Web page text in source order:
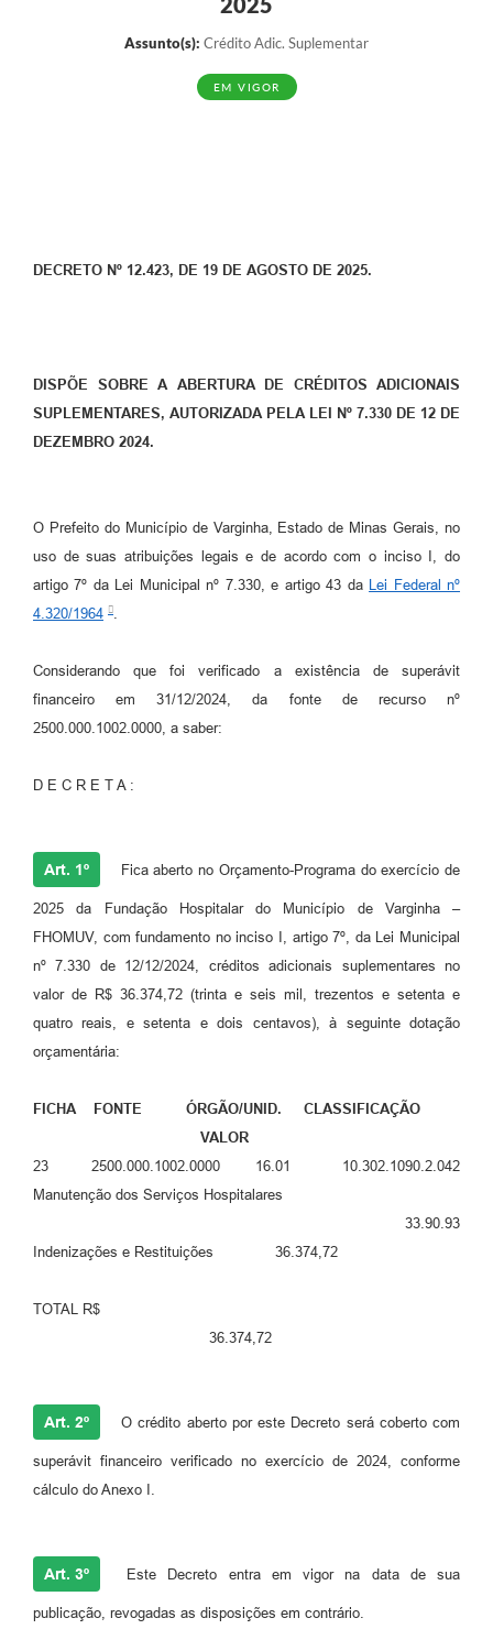
Assunto(s): Crédito Adic. Suplementar
EM VIGOR
DECRETO Nº 12.423, DE 19 DE AGOSTO DE 2025.
DISPÕE SOBRE A ABERTURA DE CRÉDITOS ADICIONAIS
SUPLEMENTARES, AUTORIZADA PELA LEI Nº 7.330 DE 12 DE
DEZEMBRO 2024.
O Prefeito do Município de Varginha, Estado de Minas Gerais, no
uso de suas atribuições legais e de acordo com o inciso I, do
artigo 7º da Lei Municipal nº 7.330, e artigo 43 da
Lei Federal nº
4.320/1964
.
Considerando que foi verificado a existência de superávit
financeiro em 31/12/2024, da fonte de recurso nº
2500.000.1002.0000, a saber:
D E C R E T A :
Art. 1º Fica aberto no Orçamento-Programa do exercício de
2025 da Fundação Hospitalar do Município de Varginha –
FHOMUV, com fundamento no inciso I, artigo 7º, da Lei Municipal
nº 7.330 de 12/12/2024, créditos adicionais suplementares no
valor de R$ 36.374,72 (trinta e seis mil, trezentos e setenta e
quatro reais, e setenta e dois centavos), à seguinte dotação
orçamentária:
FICHA FONTE ÓRGÃO/UNID. CLASSIFICAÇÃO
VALOR
23 2500.000.1002.0000 16.01 10.302.1090.2.042
Manutenção dos Serviços Hospitalares
33.90.93
Indenizações e Restituições 36.374,72
TOTAL R$
36.374,72
Art. 2º O crédito aberto por este Decreto será coberto com
superávit financeiro verificado no exercício de 2024, conforme
cálculo do Anexo I.
Art. 3º Este Decreto entra em vigor na data de sua
publicação, revogadas as disposições em contrário.